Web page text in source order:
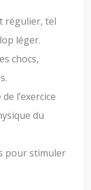
régulier, tel
léger.
chocs,
l’exercice
du
pour stimuler